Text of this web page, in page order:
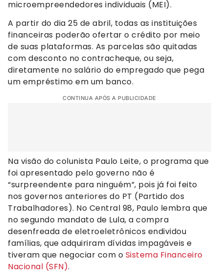
microempreendedores individuais (MEI).
A partir do dia 25 de abril, todas as instituições
financeiras poderão ofertar o crédito por meio
de suas plataformas. As parcelas são quitadas
com desconto no contracheque, ou seja,
diretamente no salário do empregado que pega
um empréstimo em um banco.
CONTINUA APÓS A PUBLICIDADE
Na visão do colunista Paulo Leite, o programa que
foi apresentado pelo governo não é
“surpreendente para ninguém”, pois já foi feito
nos governos anteriores do PT (Partido dos
Trabalhadores). No Central 98, Paulo lembra que
no segundo mandato de Lula, a compra
desenfreada de eletroeletrônicos endividou
famílias, que adquiriram dívidas impagáveis e
tiveram que negociar com o Sistema Financeiro
Nacional (SFN).